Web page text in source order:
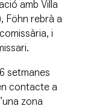
amb Villa
Föhn rebrà a
i
setmanes
contacte a
zona